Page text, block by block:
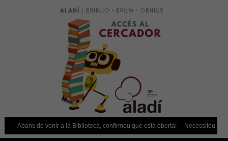
Abans de venir a la Biblioteca, confirmeu que està oberta! Necessiteu portar